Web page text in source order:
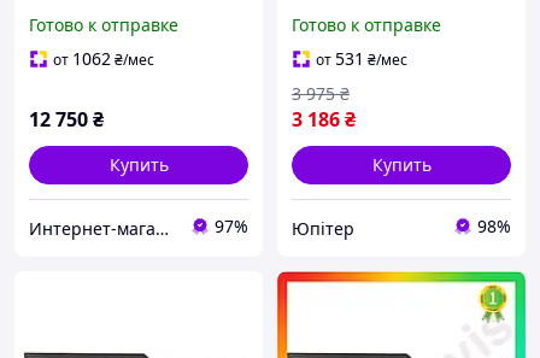
чистый хрусталь .Shop#7.
Готово к отправке
от 1062₴/мес
12 750₴
Купить
Интернет-магазин Итакшоп 97%
хрустальные для подарка
и праздник Dobro-A
Готово к отправке
от531 ₴/мес
3 186₴
3 975 ₴
Купить
Юпітер 98%